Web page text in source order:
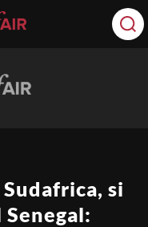
si